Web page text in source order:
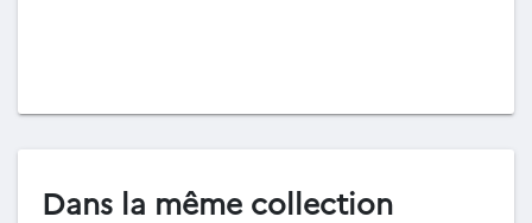
Dans la même collection